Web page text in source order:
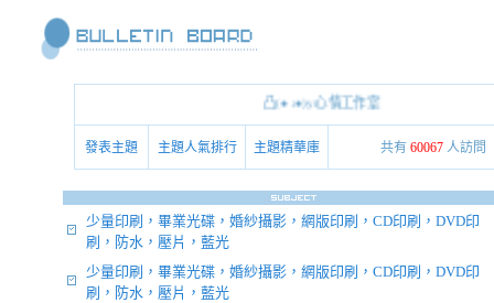
凸(●↓●)y心情工作室
發表主題 主題人氣排行 主題精華庫 共有 60067 人訪問
少量印刷，畢業光碟，婚紗攝影，網版印刷，CD印刷，DVD印
刷，防水，壓片，藍光
少量印刷，畢業光碟，婚紗攝影，網版印刷，CD印刷，DVD印
刷，防水，壓片，藍光